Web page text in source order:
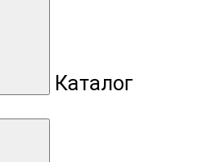
Каталог